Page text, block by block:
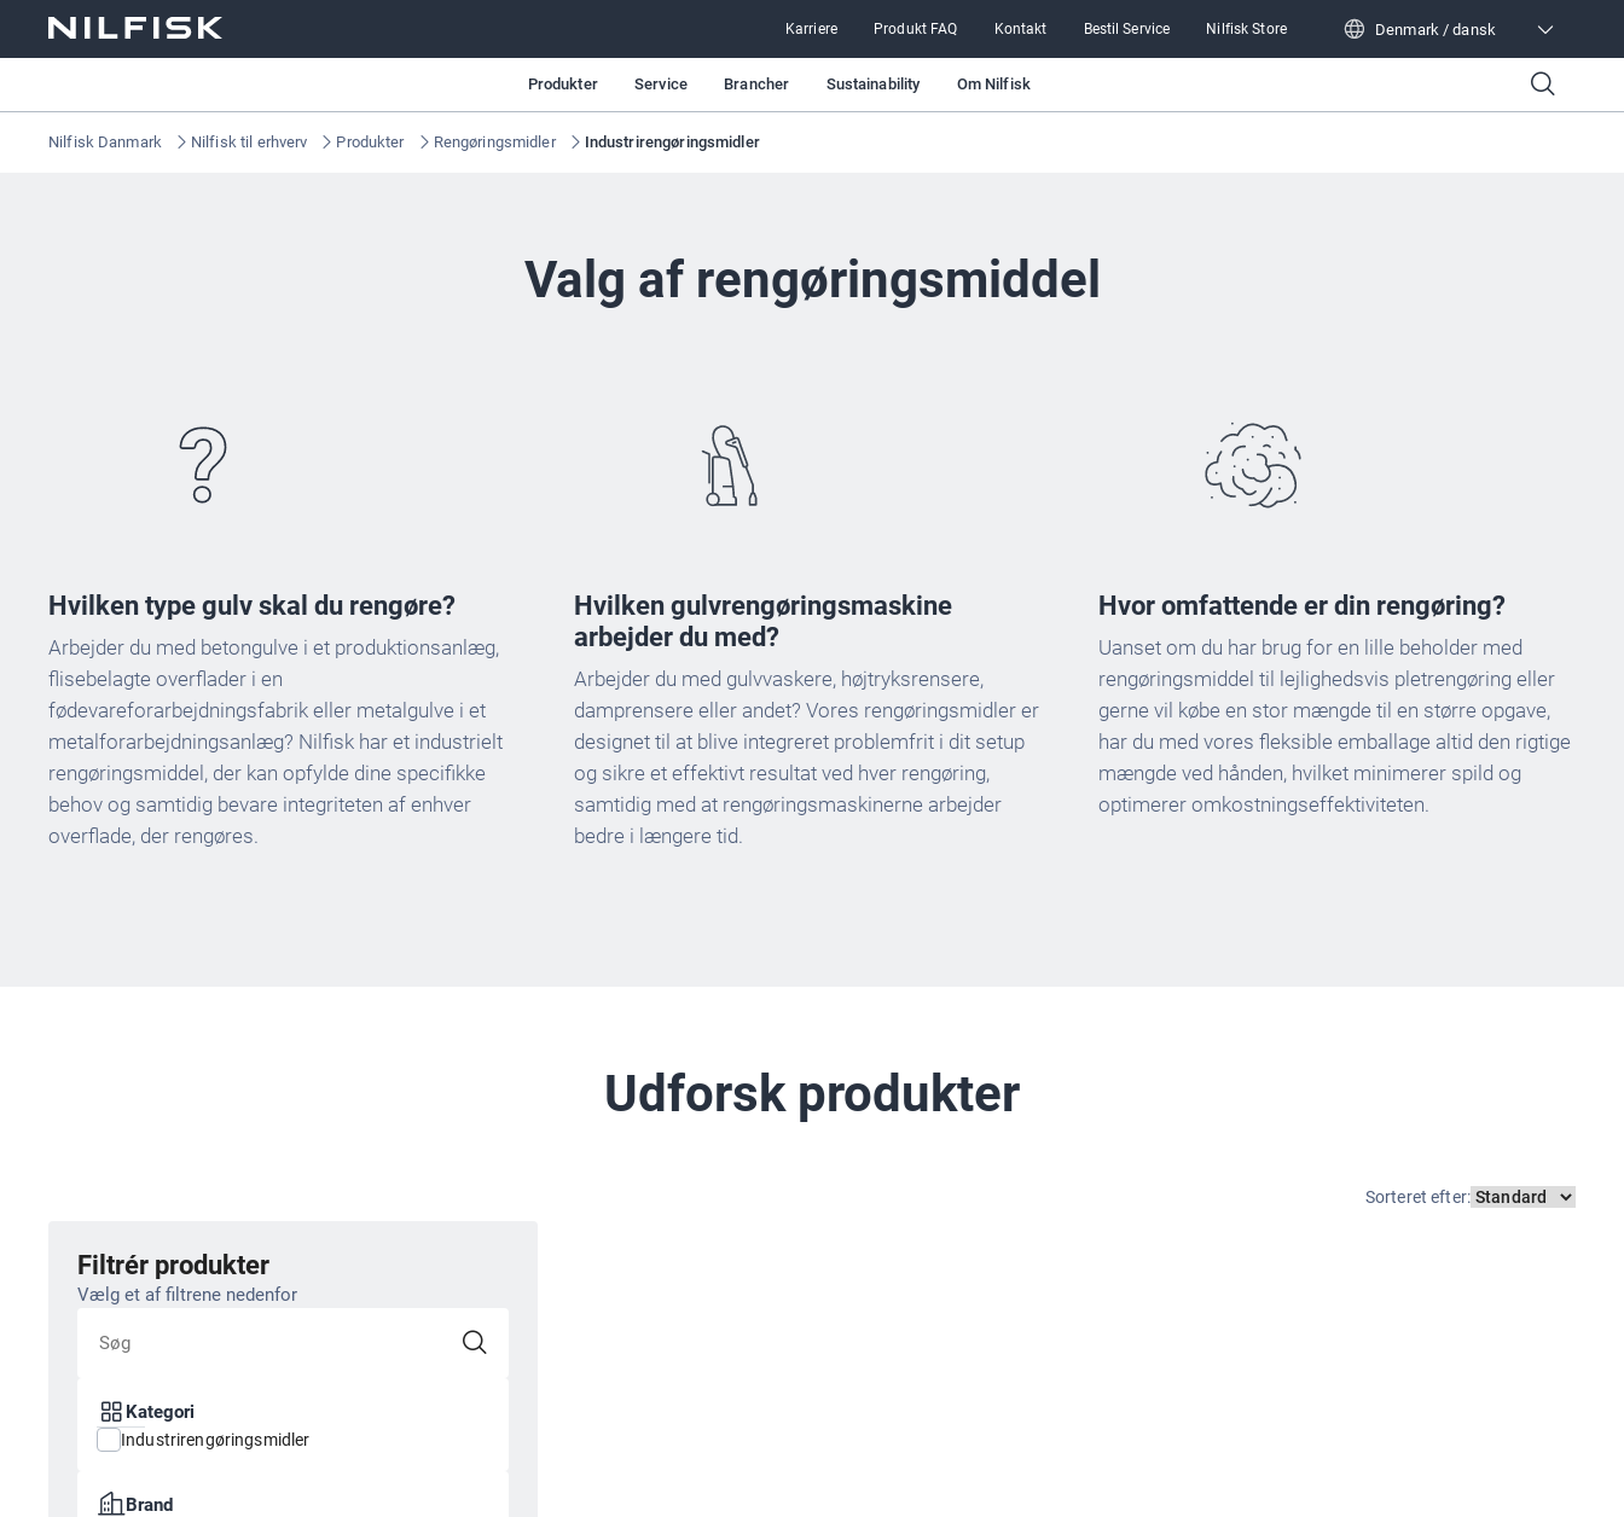
Karriere Produkt FAQ Kontakt Bestil Service Nilfisk Store Denmark / dansk
Produkter Service Brancher Sustainability Om Nilfisk
Nilfisk Danmark Nilfisk til erhverv Produkter Rengøringsmidler Industrirengøringsmidler
Valg af rengøringsmiddel
Hvilken type gulv skal du rengøre?
Arbejder du med betongulve i et produktionsanlæg,
flisebelagte overflader i en
fødevareforarbejdningsfabrik eller metalgulve i et
metalforarbejdningsanlæg? Nilfisk har et industrielt
rengøringsmiddel, der kan opfylde dine specifikke
behov og samtidig bevare integriteten af enhver
overflade, der rengøres.
Hvilken gulvrengøringsmaskine
arbejder du med?
Arbejder du med gulvvaskere, højtryksrensere,
damprensere eller andet? Vores rengøringsmidler er
designet til at blive integreret problemfrit i dit setup
og sikre et effektivt resultat ved hver rengøring,
samtidig med at rengøringsmaskinerne arbejder
bedre i længere tid.
Hvor omfattende er din rengøring?
Uanset om du har brug for en lille beholder med
rengøringsmiddel til lejlighedsvis pletrengøring eller
gerne vil købe en stor mængde til en større opgave,
har du med vores fleksible emballage altid den rigtige
mængde ved hånden, hvilket minimerer spild og
optimerer omkostningseffektiviteten.
Udforsk produkter
Sorteret efter:
Filtrér produkter
Vælg et af filtrene nedenfor
Kategori
Industrirengøringsmidler
Brand